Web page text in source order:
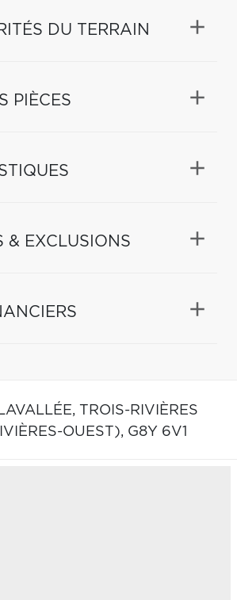
DU TERRAIN
PIÈCES
& EXCLUSIONS
TROIS-RIVIÈRES
OUEST), G8Y 6V1